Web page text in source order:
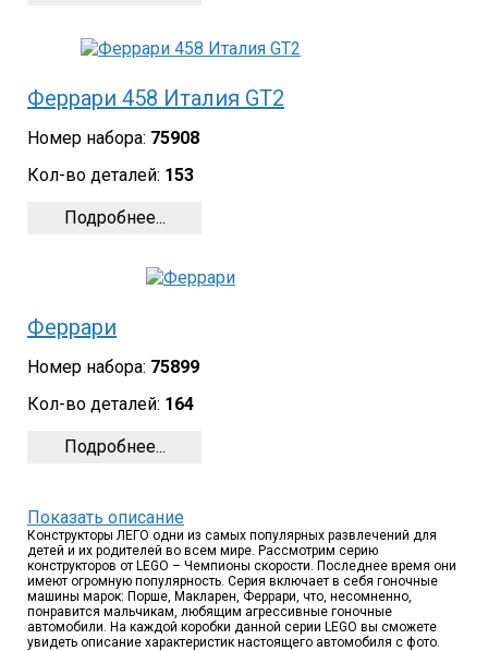
Феррари 458 Италия GT2
Номер набора: 75908
Кол-во деталей: 153
Подробнее...
Феррари
Номер набора: 75899
Кол-во деталей: 164
Подробнее...
Показать описание
Конструкторы ЛЕГО одни из самых популярных развлечений для
детей и их родителей во всем мире. Рассмотрим серию
конструкторов от LEGO – Чемпионы скорости. Последнее время они
имеют огромную популярность. Серия включает в себя гоночные
машины марок: Порше, Макларен, Феррари, что, несомненно,
понравится мальчикам, любящим агрессивные гоночные
автомобили. На каждой коробки данной серии LEGO вы сможете
увидеть описание характеристик настоящего автомобиля с фото.